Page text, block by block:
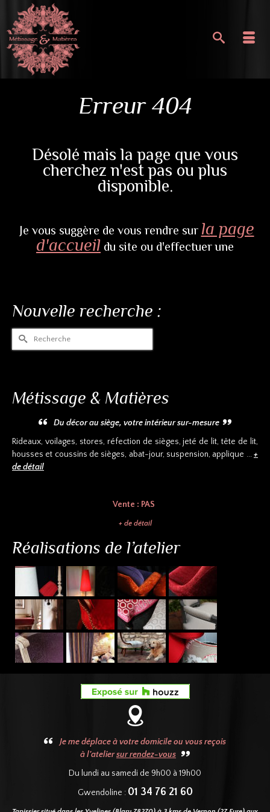
Erreur 404
Désolé mais la page que vous
cherchez n'est pas ou plus
disponible.
Je vous suggère de vous rendre sur la page
d'accueil du site ou d'effectuer une
Nouvelle recherche :
Rechercher :
Métissage & Matières
Du décor au siège, votre intérieur sur-mesure
Rideaux, voilages, stores, réfection de sièges, jeté de lit, tête de lit,
housses et coussins de sièges, abat-jour, suspension, applique ...+
de détail
Vente : PASSE
+ de détail
Réalisations de l’atelier
Je me déplace à votre domicile ou vous reçois
à l'ateliersur rendez-vous
Du lundi au samedi de 9h00 à 19h00
Gwendoline : 01 34 76 21 60